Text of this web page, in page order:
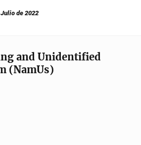
de 2022
and Unidentified
(NamUs)